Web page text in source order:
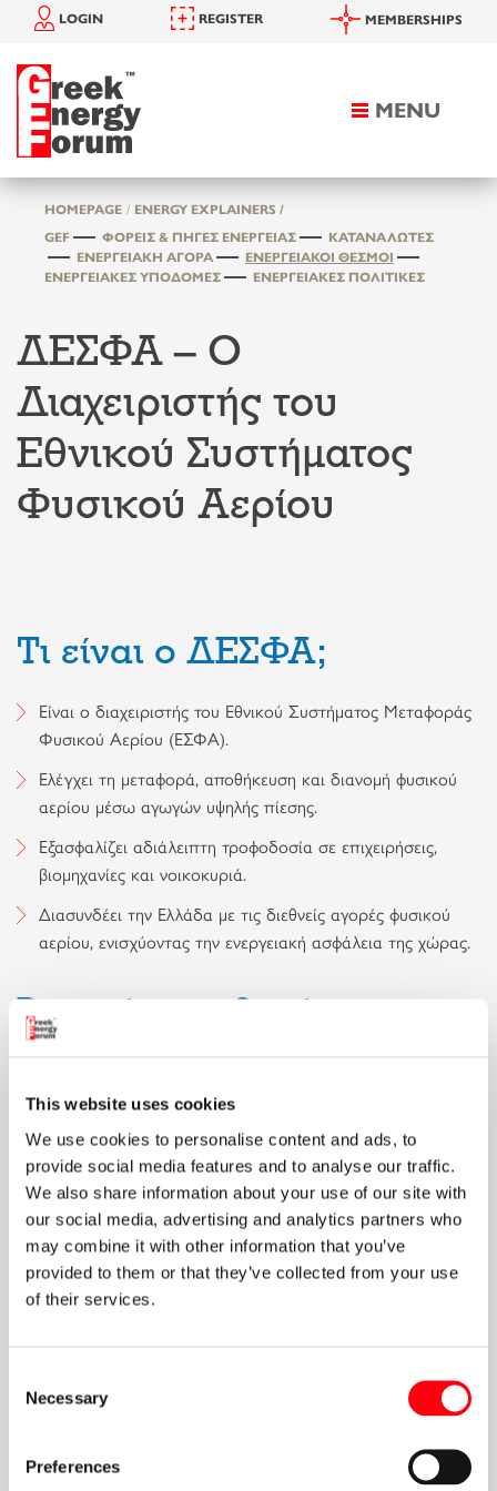
This website uses cookies
We use cookies to personalise content and ads, to
provide social media features and to analyse our traffic.
We also share information about your use of our site with
our social media, advertising and analytics partners who
may combine it with other information that you’ve
provided to them or that they’ve collected from your use
of their services.
Selection
Necessary
Preferences
Toggle
MENU
LOGIN REGISTER MEMBERSHIPS
HOMEPAGE
ENERGY EXPLAINERS /
GEF
ΦΟΡΕΊΣ & ΠΗΓΈΣ ΕΝΈΡΓΕΙΑΣ
ΚΑΤΑΝΑΛΩΤΈΣ
ΕΝΕΡΓΕΙΑΚΉ ΑΓΟΡΆ
ΕΝΕΡΓΕΙΑΚΟΊ ΘΕΣΜΟΊ
ΕΝΕΡΓΕΙΑΚΈΣ ΥΠΟΔΟΜΈΣ
ΕΝΕΡΓΕΙΑΚΈΣ ΠΟΛΙΤΙΚΈΣ
ΔΕΣΦΑ – Ο
Διαχειριστής του
Εθνικού Συστήματος
Φυσικού Αερίου
Τι είναι ο ΔΕΣΦΑ;
Είναι ο διαχειριστής του Εθνικού Συστήματος Μεταφοράς
Φυσικού Αερίου (ΕΣΦΑ).
Ελέγχει τη μεταφορά, αποθήκευση και διανομή φυσικού
αερίου μέσω αγωγών υψηλής πίεσης.
Εξασφαλίζει αδιάλειπτη τροφοδοσία σε επιχειρήσεις,
βιομηχανίες και νοικοκυριά.
Διασυνδέει την Ελλάδα με τις διεθνείς αγορές φυσικού
αερίου, ενισχύοντας την ενεργειακή ασφάλεια της χώρας.
Βασικές υποδομές του
ΔΕΣΦΑ:
Εθνικό Σύστημα Μεταφοράς (αγωγοί υψηλής
πίεσης)– Μεταφέρει φυσικό αέριο από τα σημεία
εισόδου σε όλη τη χώρα.
Τερματικός Σταθμός Ρεβυθούσας– Υποδέχεται
υγροποιημένο φυσικό αέριο (LNG) από διεθνείς αγορές
και το επαναεριοποιεί.
Διασυνδέσεις με γειτονικές χώρες
Γιατί είναι σημαντικός ο
ΔΕΣΦΑ;